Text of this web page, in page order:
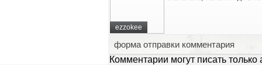
ezzokee
форма отправки комментария
Комментарии могут писать